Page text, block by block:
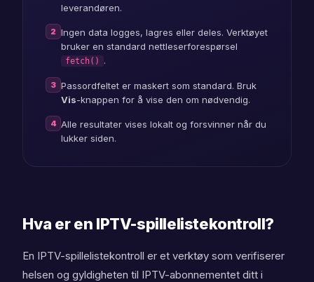
leverandøren.
2 Ingen data logges, lagres eller deles. Verktøyet
bruker en standard nettleserforespørsel
fetch() .
3 Passordfeltet er maskert som standard. Bruk
Vis-knappen for å vise den om nødvendig.
4 Alle resultater vises lokalt og forsvinner når du
lukker siden.
Hva er en IPTV-spillelistekontroll?
En IPTV-spillelistekontroll er et verktøy som verifiserer
helsen og gyldigheten til IPTV-abonnementet ditt i